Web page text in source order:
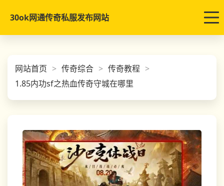
30ok网通传奇私服发布网站
网站首页 传奇综合
传奇教程
1.85内功sf之热血传奇守城在哪里